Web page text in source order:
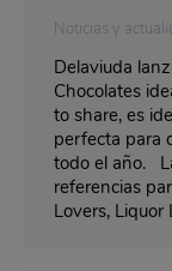
Noticias y
Delaviuda
Chocolates
to share, es
perfecta para
todo el año.
referencias
Lovers,